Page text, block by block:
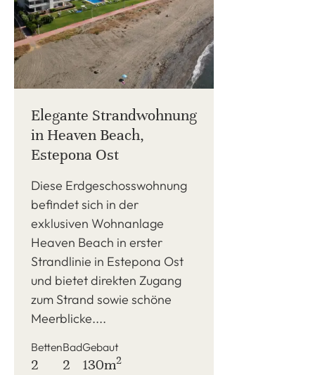
Elegante Strandwohnung
in Heaven Beach,
Estepona Ost
Diese Erdgeschosswohnung
befindet sich in der
exklusiven Wohnanlage
Heaven Beach in erster
Strandlinie in Estepona Ost
und bietet direkten Zugang
zum Strand sowie schöne
Meerblicke....
Betten
2
Bad
2
Gebaut
130m2